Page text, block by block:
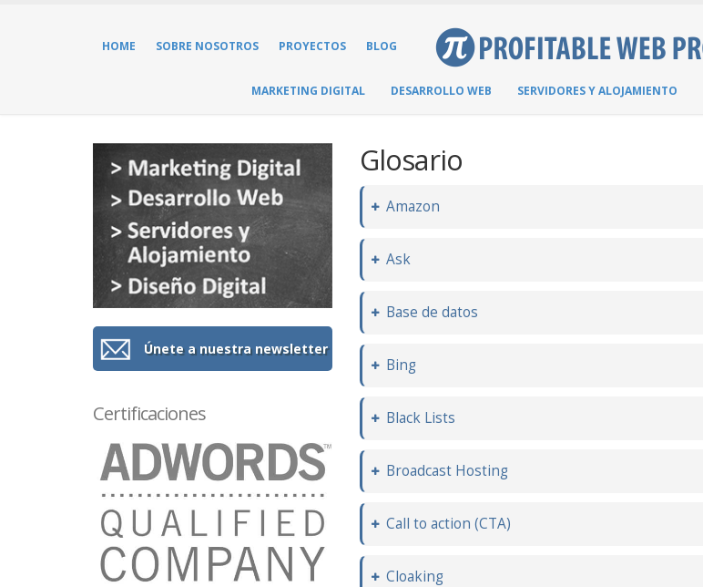
HOME SOBRE NOSOTROS PROYECTOS BLOG
MARKETING DIGITAL DESARROLLO WEB SERVIDORES Y ALOJAMIENTO
Únete a nuestra newsletter
Certificaciones
Glosario
Amazon
Ask
Base de datos
Bing
Black Lists
Broadcast Hosting
Call to action (CTA)
Cloaking